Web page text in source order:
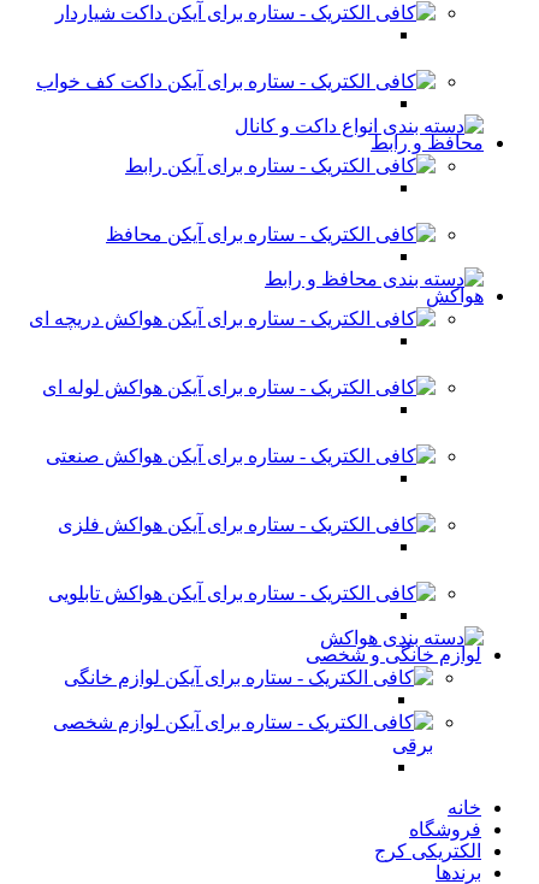
داکت شیاردار
داکت کف خواب
محافظ و رابط
رابط
محافظ
هواکش
هواکش دریچه ای
هواکش لوله ای
هواکش صنعتی
هواکش فلزی
هواکش تابلویی
لوازم خانگی و شخصی
لوازم خانگی
لوازم شخصی
برقی
خانه
فروشگاه
الکتریکی کرج
برندها